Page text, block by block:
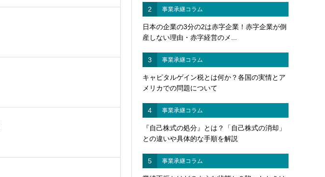
2 事業承継コラム
日本の企業の3分の2は赤字企業！赤字企業が倒
産しない理由・赤字経営のメ...
3 事業承継コラム
キャピタルゲイン税とは何か？各国の実情とア
メリカでの問題について
4 事業承継コラム
『自己株式の処分』とは？「自己株式の消却」
との違いや具体的な手順を解説
5 事業承継コラム